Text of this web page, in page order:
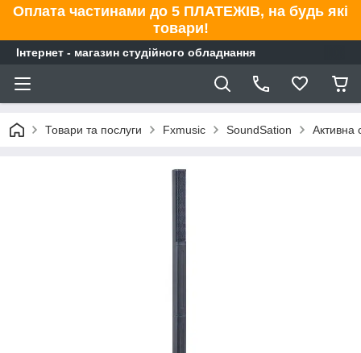
Оплата частинами до 5 ПЛАТЕЖІВ, на будь які
товари!
Інтернет - магазин студійного обладнання
Товари та послуги Fxmusic SoundSation Активна